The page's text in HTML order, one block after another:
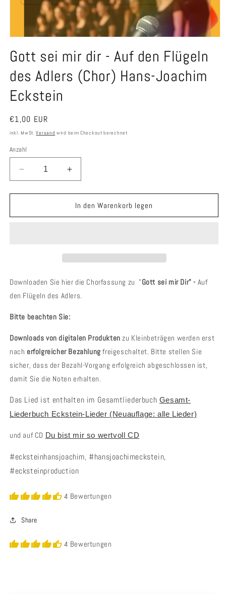
in
Modal
öffnen
Gott sei mir dir - Auf den Flügeln
des Adlers (Chor) Hans-Joachim
Eckstein
Normaler
Preis
€1,00 EUR
inkl. MwSt.Versand wird beim Checkout berechnet
Anzahl
Verringere
die
Menge
Gott
den
des
(Chor)
Joachim
Eckstein
Erhöhe
die
Menge
für
Gott
den
des
(Chor)
Joachim
Eckstein
In den Warenkorb legen
Downloaden Sie hier die Chorfassung zu "Gott sei mir Dir" - Auf
den Flügeln des Adlers.
Bitte beachten Sie:
Downloads von digitalen Produkten zu Kleinbeträgen werden erst
nach erfolgreicher Bezahlung freigeschaltet. Bitte stellen Sie
sicher, dass der Bezahl-Vorgang erfolgreich abgeschlossen ist,
damit Sie die Noten erhalten.
Das Lied ist enthalten im Gesamtliederbuch Gesamt-
Liederbuch Eckstein-Lieder (Neuauflage: alle Lieder)
und auf CD Du bist mir so wertvoll CD
#ecksteinhansjoachim, #hansjoachimeckstein,
#ecksteinproduction
4 Bewertungen
Share
4 Bewertungen